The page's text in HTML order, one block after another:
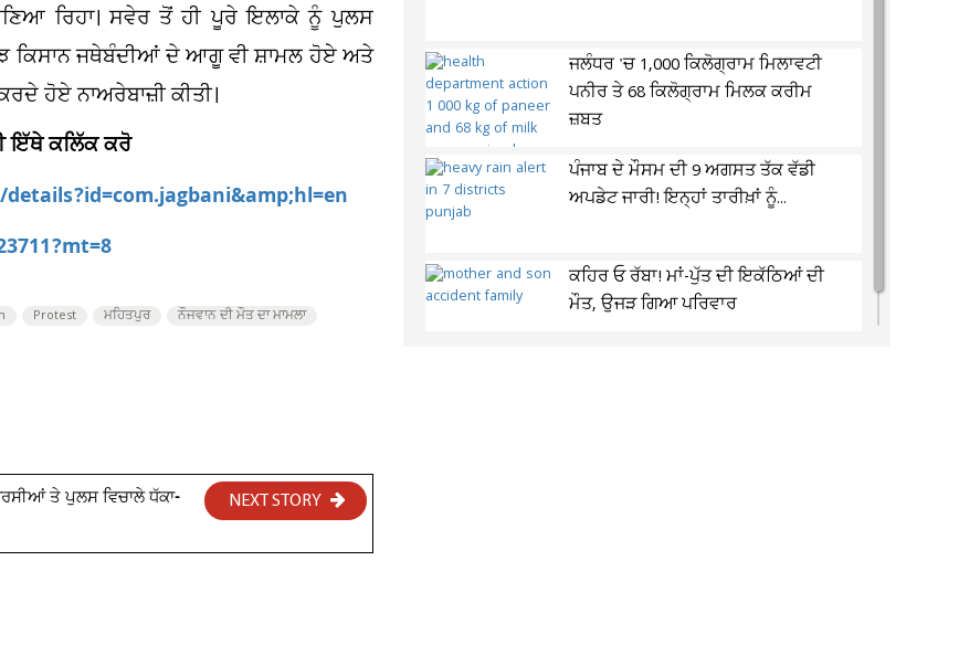
ਰਿਹਾ। ਸਵੇਰ ਤੋਂ ਹੀ ਪੂਰੇ ਇਲਾਕੇ ਨੂੰ ਪੁਲਸ
ਕਿਸਾਨ ਜਥੇਬੰਦੀਆਂ ਦੇ ਆਗੂ ਵੀ ਸ਼ਾਮਲ ਹੋਏ ਅਤੇ
ਹੋਏ ਨਾਅਰੇਬਾਜ਼ੀ ਕੀਤੀ।
ਇੱਥੇ ਕਲਿੱਕ ਕਰੋ
Protest ਮਹਿਤਪੁਰ ਨੌਜਵਾਨ ਦੀ ਮੌਤ ਦਾ ਮਾਮਲਾ
ਤੇ ਪੁਲਸ ਵਿਚਾਲੇ ਧੱਕਾ-
NEXT STORY
ਜਲੰਧਰ 'ਚ 1,000 ਕਿਲੋਗ੍ਰਾਮ ਮਿਲਾਵਟੀ
ਪਨੀਰ ਤੇ 68 ਕਿਲੋਗ੍ਰਾਮ ਮਿਲਕ ਕਰੀਮ
ਜ਼ਬਤ
ਪੰਜਾਬ ਦੇ ਮੌਸਮ ਦੀ 9 ਅਗਸਤ ਤੱਕ ਵੱਡੀ
ਅਪਡੇਟ ਜਾਰੀ! ਇਨ੍ਹਾਂ ਤਾਰੀਖ਼ਾਂ ਨੂੰ...
ਕਹਿਰ ਓ ਰੱਬਾ! ਮਾਂ-ਪੁੱਤ ਦੀ ਇਕੱਠਿਆਂ ਦੀ
ਮੌਤ, ਉਜੜ ਗਿਆ ਪਰਿਵਾਰ